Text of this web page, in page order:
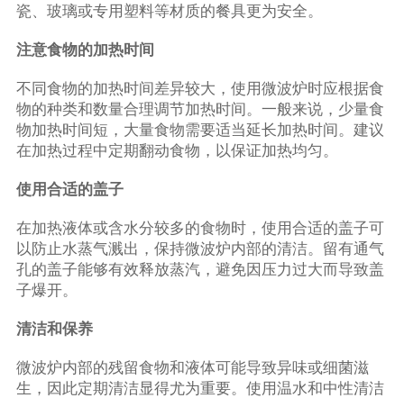
瓷、玻璃或专用塑料等材质的餐具更为安全。
注意食物的加热时间
不同食物的加热时间差异较大，使用微波炉时应根据食
物的种类和数量合理调节加热时间。一般来说，少量食
物加热时间短，大量食物需要适当延长加热时间。建议
在加热过程中定期翻动食物，以保证加热均匀。
使用合适的盖子
在加热液体或含水分较多的食物时，使用合适的盖子可
以防止水蒸气溅出，保持微波炉内部的清洁。留有通气
孔的盖子能够有效释放蒸汽，避免因压力过大而导致盖
子爆开。
清洁和保养
微波炉内部的残留食物和液体可能导致异味或细菌滋
生，因此定期清洁显得尤为重要。使用温水和中性清洁